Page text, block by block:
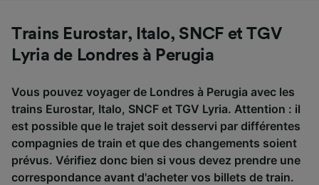
Trains Eurostar, Italo, SNCF et TGV
Lyria de Londres à Perugia
Vous pouvez voyager de Londres à Perugia avec les
trains Eurostar, Italo, SNCF et TGV Lyria. Attention : il
est possible que le trajet soit desservi par différentes
compagnies de train et que des changements soient
prévus. Vérifiez donc bien si vous devez prendre une
correspondance avant d'acheter vos billets de train.